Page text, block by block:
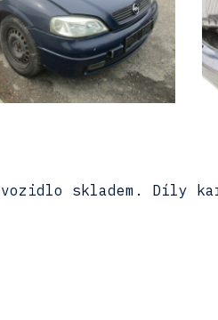
skladem. Díly